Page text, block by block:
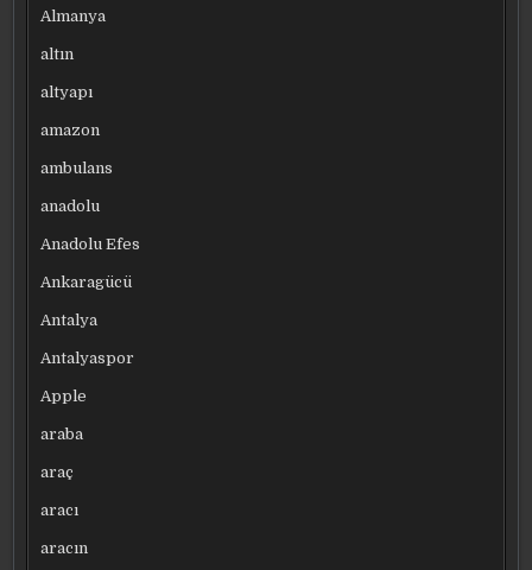
Almanya
altın
altyapı
amazon
ambulans
anadolu
Anadolu Efes
Ankaragücü
Antalya
Antalyaspor
Apple
araba
araç
aracı
aracın